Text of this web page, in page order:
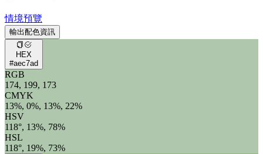
情境預覽
輸出配色資訊
HEX
#aec7ad
RGB
174, 199, 173
CMYK
13%, 0%, 13%, 22%
HSV
118°, 13%, 78%
HSL
118°, 19%, 73%